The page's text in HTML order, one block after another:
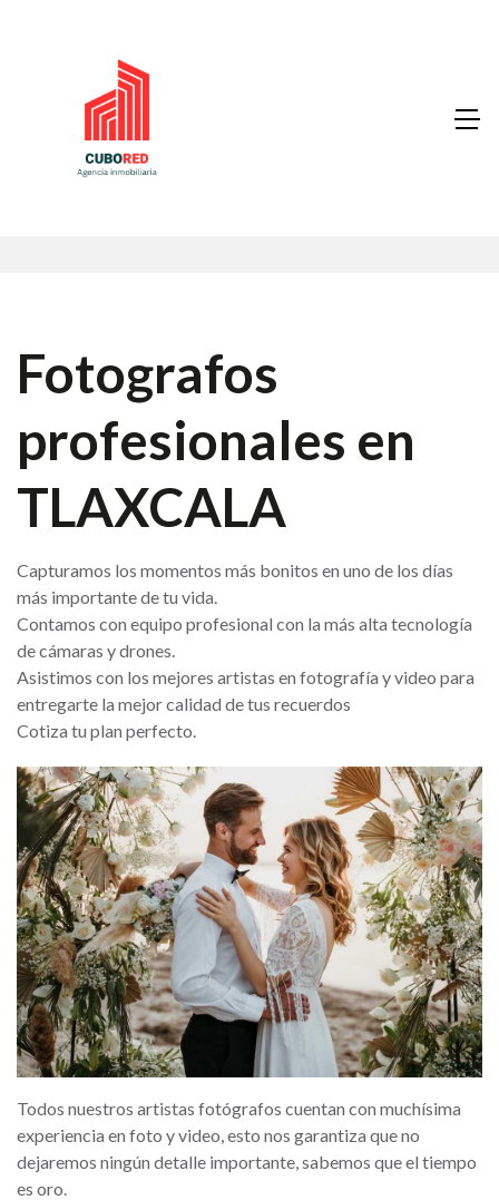
Fotografos
profesionales en
TLAXCALA
Capturamos los momentos más bonitos en uno de los días
más importante de tu vida.
Contamos con equipo profesional con la más alta tecnología
de cámaras y drones.
Asistimos con los mejores artistas en fotografía y video para
entregarte la mejor calidad de tus recuerdos
Cotiza tu plan perfecto.
Todos nuestros artistas fotógrafos cuentan con muchísima
experiencia en foto y video, esto nos garantiza que no
dejaremos ningún detalle importante, sabemos que el tiempo
es oro.